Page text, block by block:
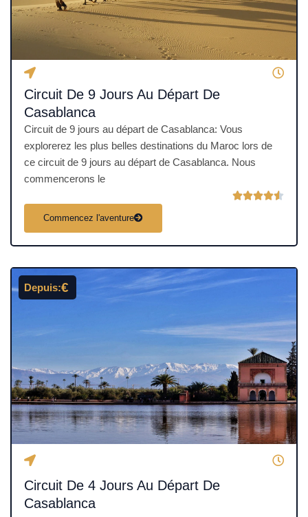
Circuit De 9 Jours Au Départ De
Casablanca
Circuit de 9 jours au départ de Casablanca: Vous
explorerez les plus belles destinations du Maroc lors de
ce circuit de 9 jours au départ de Casablanca. Nous
commencerons le

é
u
r
5
Commencez l'aventure
Depuis:€
Circuit De 4 Jours Au Départ De
Casablanca